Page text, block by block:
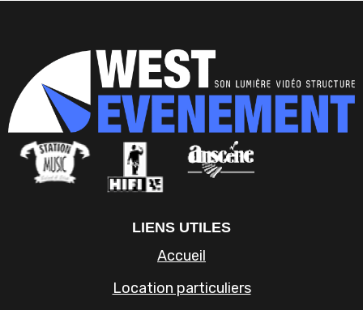
LIENS UTILES
Accueil
Location particuliers